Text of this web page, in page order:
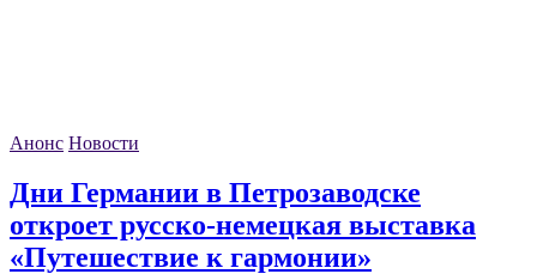
Анонс Новости
Дни Германии в Петрозаводске
откроет русско-немецкая выставка
«Путешествие к гармонии»